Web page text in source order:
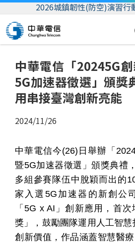
2026城鎮韌性(防空)演習行
帳單繳費
我的帳號
中華電信「20245G
5G加速器徵選」頒獎
用串接臺灣創新亮能
2024/11/26
中華電信今(26) 日舉辦「
暨5G加速器徵選」頒獎典禮
多組參賽隊伍中脫穎而出的
家入選 5G 加速器的新創公
「5G x AI 」創新應用，首次
獎」，鼓勵團隊運用人工智慧
創新價值，作品涵蓋智慧醫